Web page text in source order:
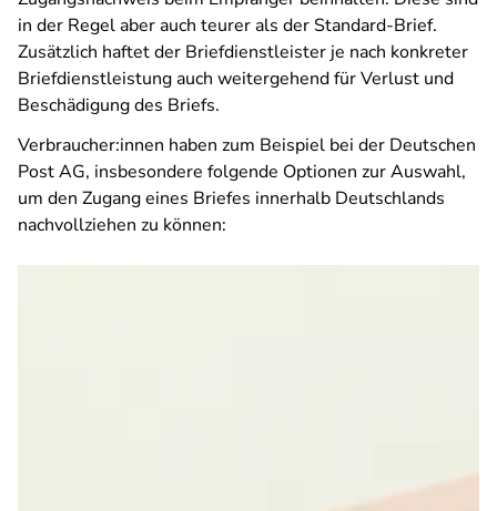
in der Regel aber auch teurer als der Standard-Brief.
Zusätzlich haftet der Briefdienstleister je nach konkreter
Briefdienstleistung auch weitergehend für Verlust und
Beschädigung des Briefs.
Verbraucher:innen haben zum Beispiel bei der Deutschen
Post AG, insbesondere folgende Optionen zur Auswahl,
um den Zugang eines Briefes innerhalb Deutschlands
nachvollziehen zu können: